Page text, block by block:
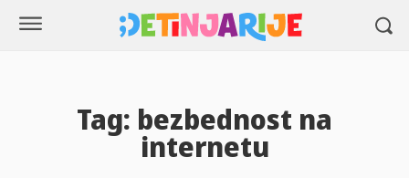
Tag: bezbednost na
internetu